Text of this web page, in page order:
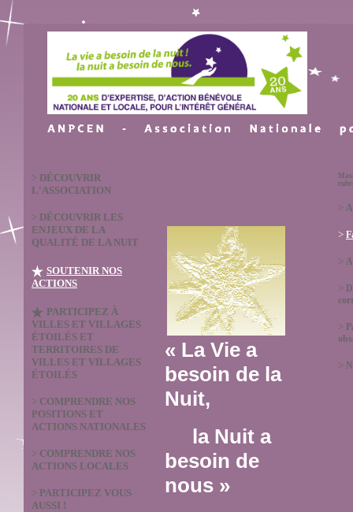
> DÉCOUVRIR
L'ASSOCIATION
> DÉCOUVRIR LES
ENJEUX DE LA
QUALITÉ DE LA NUIT
SOUTENIR NOS
ACTIONS
PARTICIPEZ À
VILLES ET VILLAGES
ÉTOILÉS ET
TERRITOIRES DE
VILLES ET VILLAGES
ÉTOILÉS
> COMPRENDRE NOS
POSITIONS ET
ACTIONS NATIONALES
> COMPRENDRE NOS
ACTIONS LOCALES
> PARTICIPEZ VOUS
AUSSI !
« La Vie a
besoin de la
Nuit,
la Nuit a
besoin de
nous »
>
>
>
>
>
>